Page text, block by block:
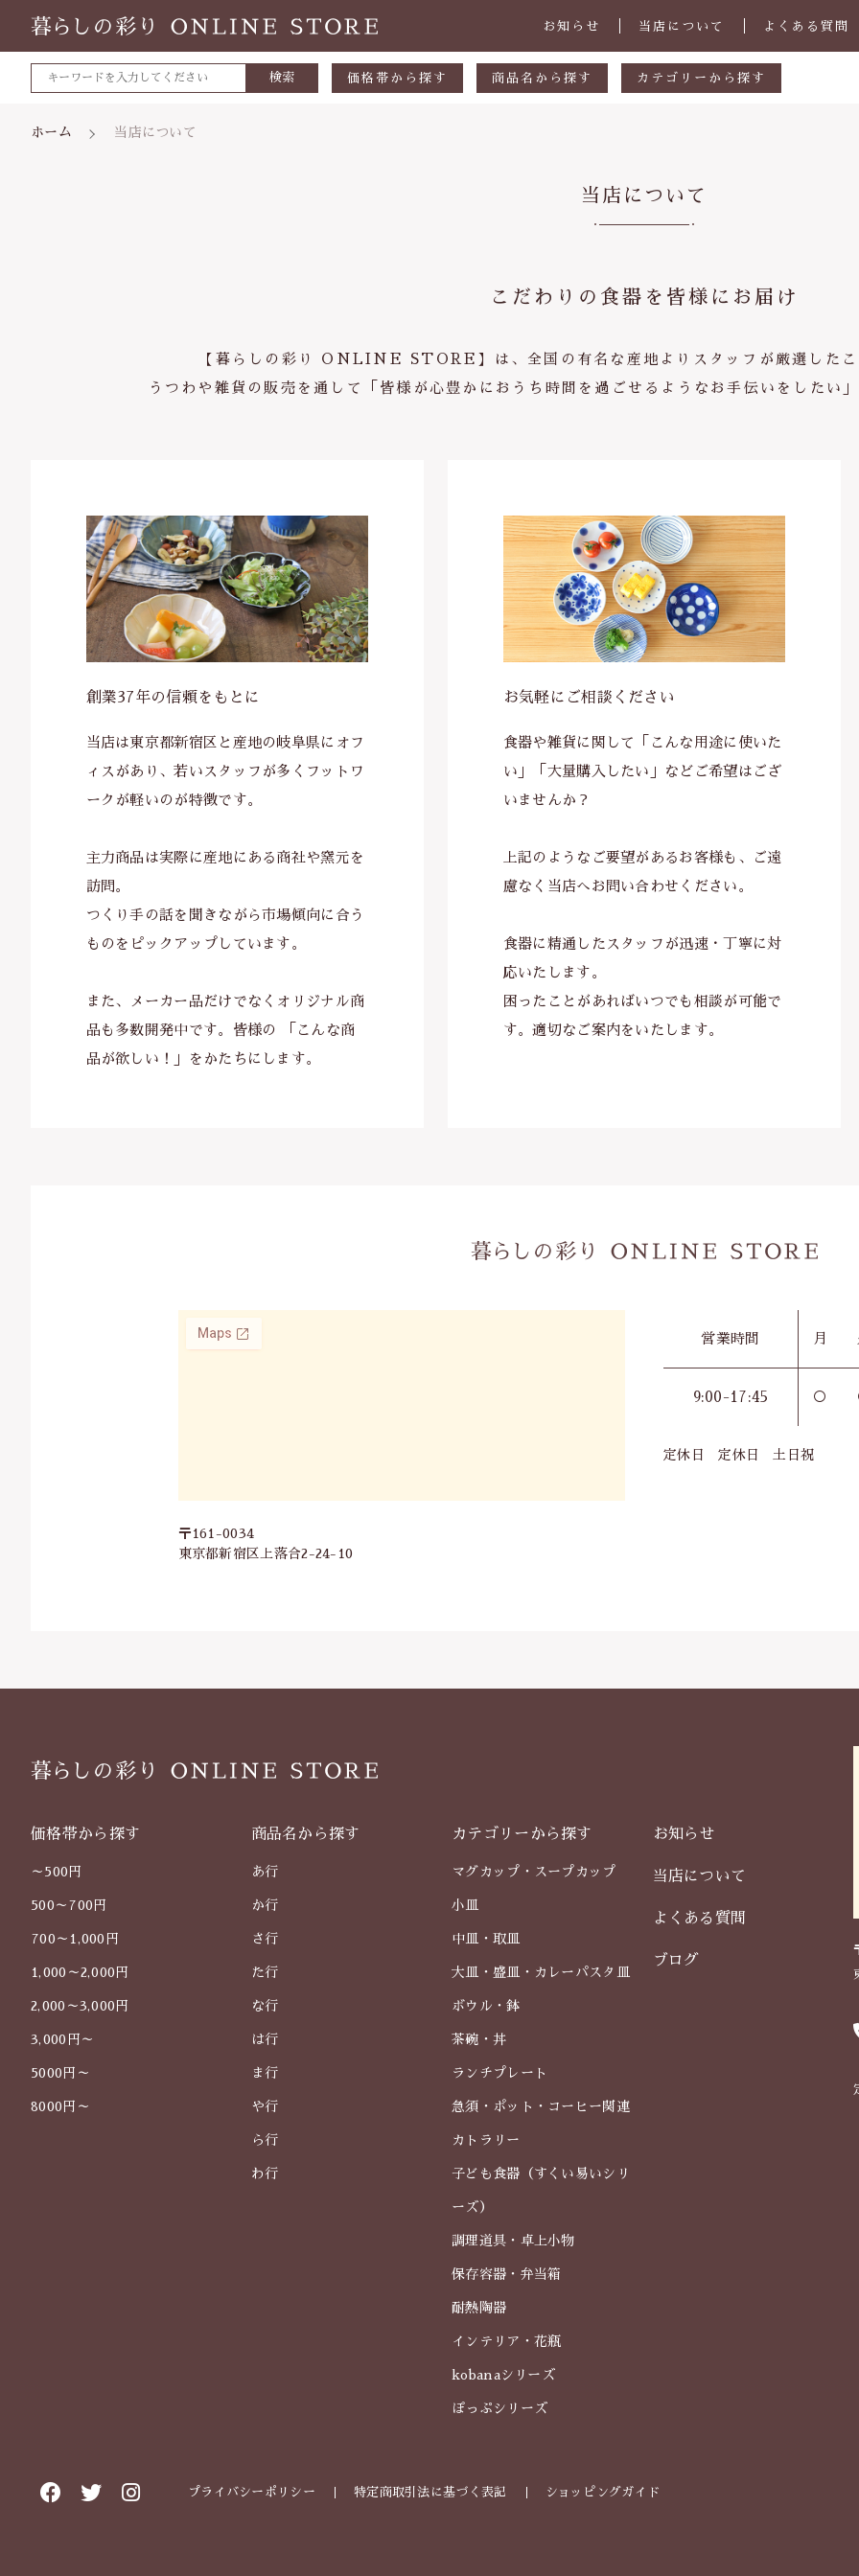
お知らせ 当店について よくある質問
検索 価格帯から探す
8000円～
商品名から探す
や行
カテゴリーから探す
中皿・取皿
急須・ポット・コーヒー関連
保存容器・弁当箱
耐熱陶器
インテリア・花瓶
kobanaシリーズ
ホーム 当店について
当店について
こだわりの食器を皆様にお届け
【暮らしの彩り ONLINE STORE】は、全国の有名な産地よりスタッフが厳選したこ
うつわや雑貨の販売を通して「皆様が心豊かにおうち時間を過ごせるようなお手伝いをしたい
創業37年の信頼をもとに
当店は東京都新宿区と産地の岐阜県にオフ
ィスがあり、若いスタッフが多くフットワ
ークが軽いのが特徴です。
主力商品は実際に産地にある商社や窯元を
訪問。
つくり手の話を聞きながら市場傾向に合う
ものをピックアップしています。
また、メーカー品だけでなくオリジナル商
品も多数開発中です。皆様の 「こんな商
品が欲しい！」をかたちにします。
お気軽にご相談ください
食器や雑貨に関して「こんな用途に使いた
い」「大量購入したい」などご希望はござ
いませんか？
上記のようなご要望があるお客様も、ご遠
慮なく当店へお問い合わせください。
食器に精通したスタッフが迅速・丁寧に対
応いたします。
困ったことがあればいつでも相談が可能で
す。適切なご案内をいたします。
〒161-0034
東京都新宿区上落合2-24-10
営業時間 月
9:00-17:45 ○
定休日 定休日 土日祝
価格帯から探す
～500円
500～700円
700～1,000円
1,000～2,000円
2,000～3,000円
3,000円～
5000円～
8000円～
商品名から探す
あ行
か行
さ行
た行
な行
は行
ま行
や行
ら行
わ行
カテゴリーから探す
マグカップ・スープカップ
小皿
中皿・取皿
大皿・盛皿・カレーパスタ皿
ボウル・鉢
茶碗・丼
ランチプレート
急須・ポット・コーヒー関連
カトラリー
子ども食器（すくい易いシリ
ーズ）
調理道具・卓上小物
保存容器・弁当箱
耐熱陶器
インテリア・花瓶
kobanaシリーズ
ぽっぷシリーズ
お知らせ
当店について
よくある質問
ブログ
プライバシーポリシー 特定商取引法に基づく表記 ショッピングガイド
価格帯